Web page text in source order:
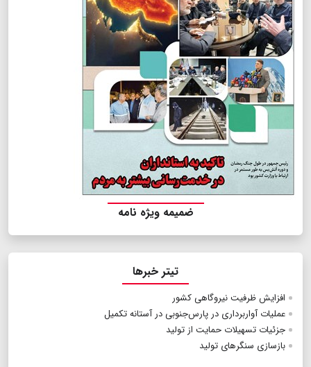
ضمیمه ویژه نامه
تیتر خبرها
افزایش ظرفیت نیروگاهی کشور
عملیات آواربرداری در پارس‌جنوبی در آستانه تکمیل
جزئیات تسهیلات حمایت از تولید
بازسازی سنگرهای تولید